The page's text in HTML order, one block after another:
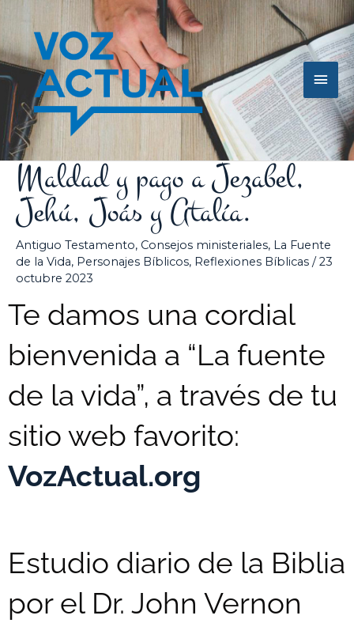
contenido
Maldad y pago a Jezabel,
Jehú, Joás y Atalía.
Antiguo Testamento, Consejos ministeriales, La Fuente
de la Vida, Personajes Bíblicos, Reflexiones Bíblicas /23
octubre 2023
Te damos una cordial
bienvenida a “La fuente
de la vida”, a través de tu
sitio web favorito:
VozActual.org
Estudio diario de la Biblia
por el Dr. John Vernon